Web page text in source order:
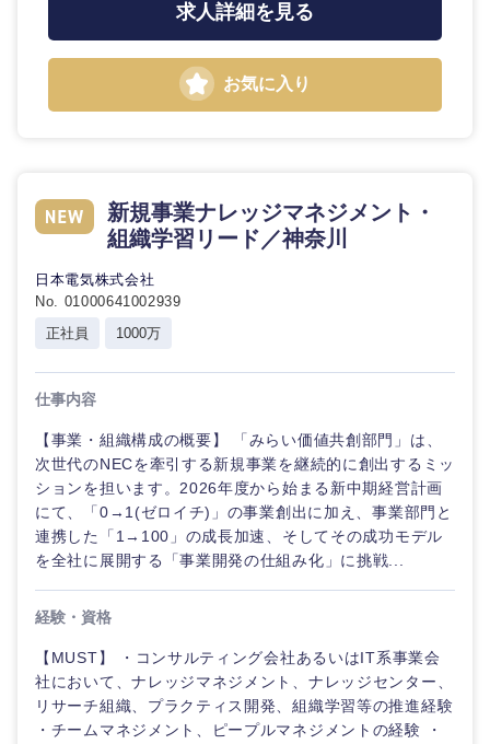
コンサル
専門職
（IT）、
Webサー
作、ゲー
ム
技術職
（モノづ
くり）
金融専門
メディカ
ル
政策渉外
その他企画業務
技術職（IT）、Webサービス・制作、ゲーム
技術職（モノづくり）
メディカル
不動産専門職
建設・施工管理
事務職
その他
倉庫・運輸・物流
小売・通販・外食
コンサル・シンクタンク
広告・宣伝・印刷
マスメディア
エンターテイメント
スタートアップ企
業
転勤なし 海外勤務あり
フルリモート
完全週休2日制 社宅・家賃補助有
求人詳細を見る
お気に入り
新規事業ナレッジマネジメント・
組織学習リード／神奈川
日本電気株式会社
No. 01000641002939
正社員
1000万
仕事内容
【事業・組織構成の概要】 「みらい価値共創部門」は、
次世代のNECを牽引する新規事業を継続的に創出するミッ
ションを担います。2026年度から始まる新中期経営計画
にて、「0→1(ゼロイチ)」の事業創出に加え、事業部門と
連携した「1→100」の成長加速、そしてその成功モデル
を全社に展開する「事業開発の仕組み化」に挑戦...
経験・資格
【MUST】 ・コンサルティング会社あるいはIT系事業会
社において、ナレッジマネジメント、ナレッジセンター、
リサーチ組織、プラクティス開発、組織学習等の推進経験
・チームマネジメント、ピープルマネジメントの経験 ・